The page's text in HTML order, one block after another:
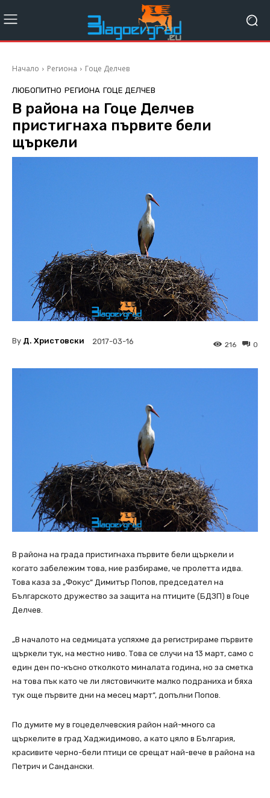
Начало Региона Гоце Делчев
ЛЮБОПИТНО РЕГИОНА ГОЦЕ ДЕЛЧЕВ
В района на Гоце Делчев
пристигнаха първите бели
щъркели
By Д. Христовски 2017-03-16 0
216
В района на града пристигнаха първите бели щъркели и
когато забележим това, ние разбираме, че пролетта идва.
Това каза за „Фокус“ Димитър Попов, председател на
Българското дружество за защита на птиците (БДЗП) в Гоце
Делчев.
„В началото на седмицата успяхме да регистрираме първите
щъркели тук, на местно ниво. Това се случи на 13 март, само с
един ден по-късно отколкото миналата година, но за сметка
на това пък като че ли лястовичките малко подраниха и бяха
тук още първите дни на месец март“, допълни Попов.
По думите му в гоцеделчевския район най-много са
щъркелите в град Хаджидимово, а като цяло в България,
красивите черно-бели птици се срещат най-вече в района на
Петрич и Сандански.